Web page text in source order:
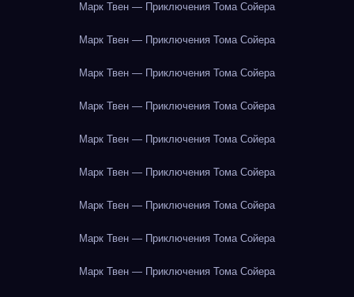
Марк Твен — Приключения Тома Сойера
Марк Твен — Приключения Тома Сойера
Марк Твен — Приключения Тома Сойера
Марк Твен — Приключения Тома Сойера
Марк Твен — Приключения Тома Сойера
Марк Твен — Приключения Тома Сойера
Марк Твен — Приключения Тома Сойера
Марк Твен — Приключения Тома Сойера
Марк Твен — Приключения Тома Сойера